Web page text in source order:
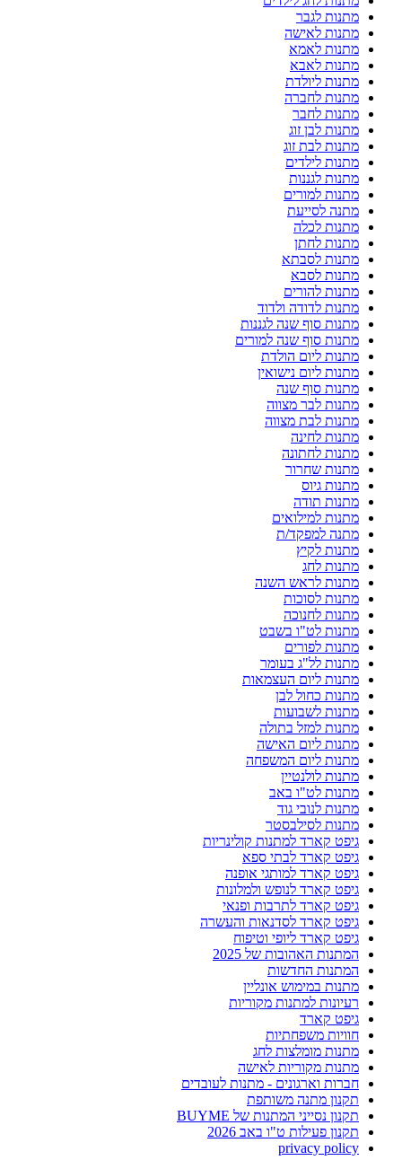
מתנות לגבר
מתנות לאישה
מתנות לאמא
מתנות לאבא
מתנות ליולדת
מתנות לחברה
מתנות לחבר
מתנות לבן זוג
מתנות לבת זוג
מתנות לילדים
מתנות לגננות
מתנות למורים
מתנה לסייעת
מתנות לכלה
מתנות לחתן
מתנות לסבתא
מתנות לסבא
מתנות להורים
מתנות לדודה ולדוד
מתנות סוף שנה לגננות
מתנות סוף שנה למורים
מתנות ליום הולדת
מתנות ליום נישואין
מתנות סוף שנה
מתנות לבר מצווה
מתנות לבת מצווה
מתנות לחינה
מתנות לחתונה
מתנות שחרור
מתנות גיוס
מתנות תודה
מתנות למילואים
מתנה למפקד/ת
מתנות לקיץ
מתנות לחג
מתנות לראש השנה
מתנות לסוכות
מתנות לחנוכה
מתנות לט"ו בשבט
מתנות לפורים
מתנות לל"ג בעומר
מתנות ליום העצמאות
מתנות כחול לבן
מתנות לשבועות
מתנות למזל בתולה
מתנות ליום האישה
מתנות ליום המשפחה
מתנות לולנטיין
מתנות לט"ו באב
מתנות לנובי גוד
מתנות לסילבסטר
גיפט קארד למתנות קולינריות
גיפט קארד לבתי ספא
גיפט קארד למותגי אופנה
גיפט קארד לנופש ולמלונות
גיפט קארד לתרבות ופנאי
גיפט קארד לסדנאות והעשרה
גיפט קארד ליופי וטיפוח
המתנות האהובות של 2025
המתנות החדשות
מתנות במימוש אונליין
רעיונות למתנות מקוריות
גיפט קארד
חוויות משפחתיות
מתנות מומלצות לחג
מתנות מקוריות לאישה
חברות וארגונים - מתנות לעובדים
תקנון מתנה משותפת
תקנון נסייני המתנות של BUYME
תקנון פעילות ט"ו באב 2026
privacy policy